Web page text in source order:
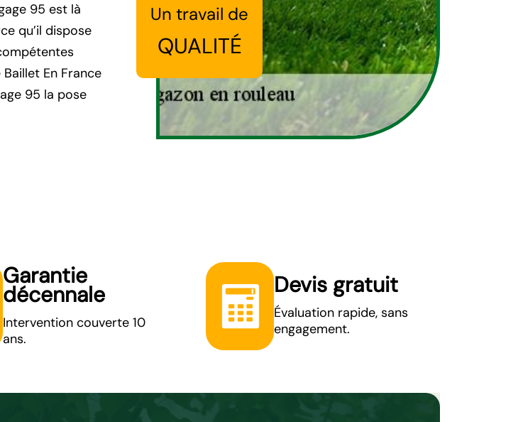
95 est là
qu’il dispose
En France
95 la pose
Un travail de
QUALITÉ
Garantie
décennale
Intervention couverte 10
ans.
Devis gratuit
Évaluation rapide, sans
engagement.